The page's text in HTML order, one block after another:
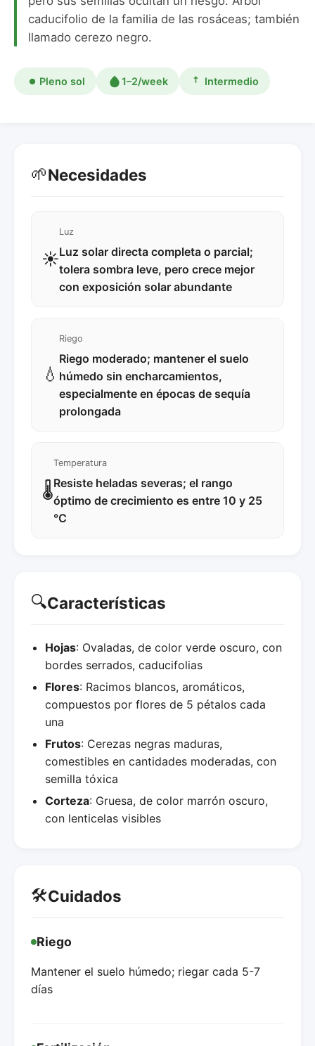
caducifolio de la familia de las rosáceas; también
llamado cerezo negro.
Pleno sol 1–2/week Intermedio
🌱Necesidades
☀️
Luz
Luz solar directa completa o parcial;
tolera sombra leve, pero crece mejor
con exposición solar abundante
💧
Riego
Riego moderado; mantener el suelo
húmedo sin encharcamientos,
especialmente en épocas de sequía
prolongada
🌡️
Temperatura
Resiste heladas severas; el rango
óptimo de crecimiento es entre 10 y 25
°C
🔍Características
Hojas: Ovaladas, de color verde oscuro, con
bordes serrados, caducifolias
Flores: Racimos blancos, aromáticos,
compuestos por flores de 5 pétalos cada
una
Frutos: Cerezas negras maduras,
comestibles en cantidades moderadas, con
semilla tóxica
Corteza: Gruesa, de color marrón oscuro,
con lenticelas visibles
🛠️Cuidados
Riego
Mantener el suelo húmedo; riegar cada 5-7
días